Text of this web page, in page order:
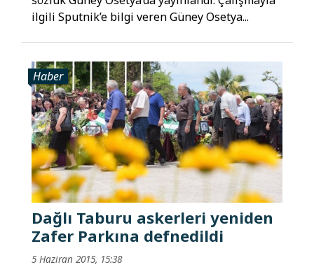
ilgili Sputnik’e bilgi veren Güney Osetya...
Haber
Dağlı Taburu askerleri yeniden
Zafer Parkına defnedildi
5 Haziran 2015, 15:38